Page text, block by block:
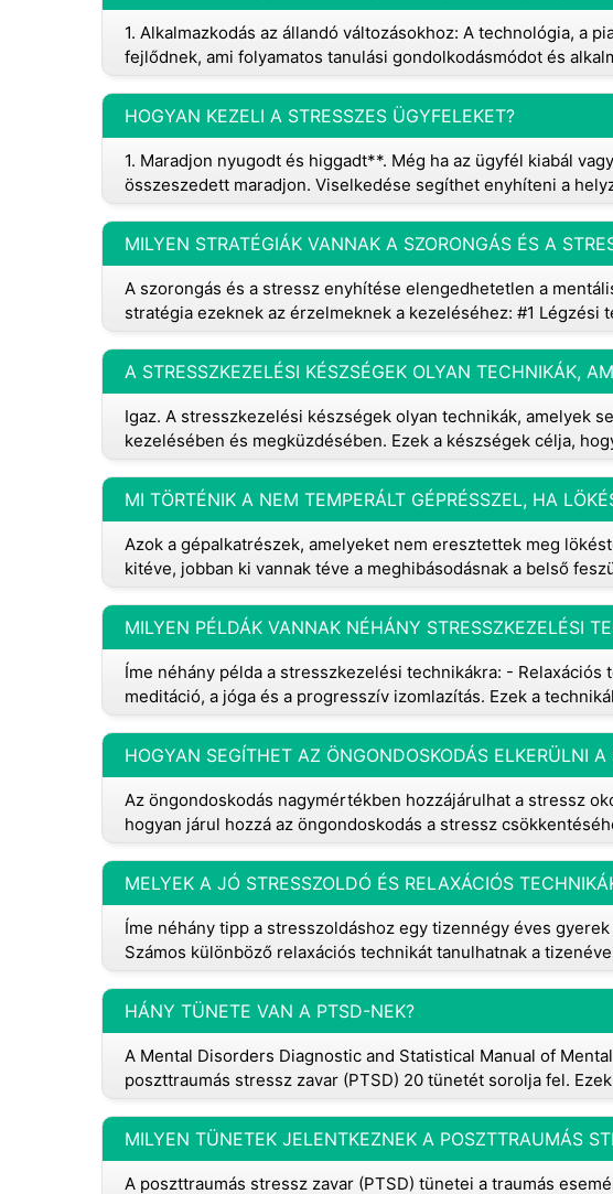
1. Alkalmazkodás az állandó változásokhoz: A technológia, a
fejlődnek, ami folyamatos tanulási gondolkodásmódot és
HOGYAN KEZELI A STRESSZES ÜGYFELEKET?
1. Maradjon nyugodt és higgadt**. Még ha az ügyfél kiabál
összeszedett maradjon. Viselkedése segíthet enyhíteni a
MILYEN STRATÉGIÁK VANNAK A SZORONGÁS ÉS A
A szorongás és a stressz enyhítése elengedhetetlen a
stratégia ezeknek az érzelmeknek a kezeléséhez: #1 Légzési
Igaz. A stresszkezelési készségek olyan technikák, amelyek
kezelésében és megküzdésében. Ezek a készségek célja,
MI TÖRTÉNIK A NEM TEMPERÁLT GÉPRÉSSZEL, HA
Azok a gépalkatrészek, amelyeket nem eresztettek meg
kitéve, jobban ki vannak téve a meghibásodásnak a belső
MILYEN PÉLDÁK VANNAK NÉHÁNY STRESSZKEZELÉSI
Íme néhány példa a stresszkezelési technikákra: -
meditáció, a jóga és a progresszív izomlazítás. Ezek a
HOGYAN SEGÍTHET AZ ÖNGONDOSKODÁS ELKERÜLNI A
Az öngondoskodás nagymértékben hozzájárulhat a stressz
hogyan járul hozzá az öngondoskodás a stressz
Íme néhány tipp a stresszoldáshoz egy tizennégy éves
Számos különböző relaxációs technikát tanulhatnak a
HÁNY TÜNETE VAN A PTSD-NEK?
A Mental Disorders Diagnostic and Statistical Manual of
poszttraumás stressz zavar (PTSD) 20 tünetét sorolja fel.
MILYEN TÜNETEK JELENTKEZNEK A POSZTTRAUMÁS
A poszttraumás stressz zavar (PTSD) tünetei a traumás